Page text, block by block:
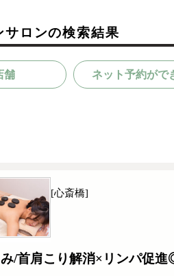
ロンの検索結果
舗 ネット予約がで
み/首肩こり解消×リンパ促
[心斎橋]